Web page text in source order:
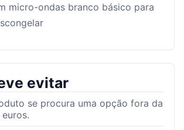
micro-ondas branco básico para
evitar
se procura uma opção fora da